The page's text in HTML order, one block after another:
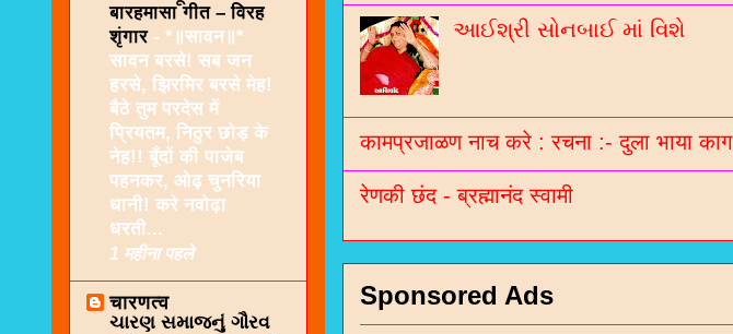
આઈશ્રી સોનબાઈ માં વિશે
कामप्रजाळण नाच करे : रचना :- दुला भाया काग
रेणकी छंद - ब्रह्मानंद स्वामी
Sponsored Ads
बारहमासा गीत – विरह
शृंगार - *॥सावन॥*
सावन बरसे! सब जन
हरसे, झिरमिर बरसे मेह!
बैठे तुम परदेस में
प्रियतम, निठुर छोड़ के
नेह!! बूँदों की पाजेब
पहनकर, ओढ़ चुनरिया
धानी! करे नवोढ़ा
धरती...
1 महीना पहले
चारणत्व
ચારણ સમાજનું ગૌરવ